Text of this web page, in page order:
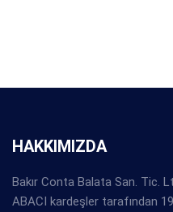
HAKKIMIZDA
Bakır Conta Balata San. Tic.
ABACI kardeşler tarafından